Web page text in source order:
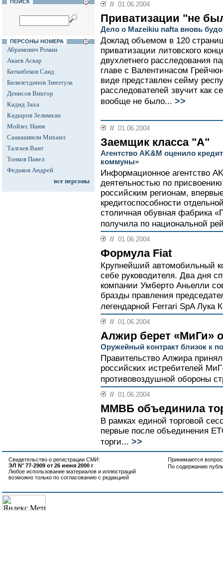
ПОИСК
ПЕРСОНЫ НОМЕРА
Абрамович Роман
Акаев Аскар
Баткибеков Саид
Билялетдинов Зинэтула
Денисов Виктор
Кадид Заха
Кадыров Зелимхан
Мойзес Наим
Саакашвили Михаил
Талгаев Ваит
Тонков Павел
Федьков Андрей
все персоны
// 01.06.2004
Приватизации "не
Дело о Mazeikiu naftа вновь
Доклад объемом в 120
приватизации литовского
двухлетнего расследования
главе с Валентинасом
виде представлен сейму
расследователей звучит как
вообще не было... >>
// 01.06.2004
Заемщик класса "А"
Агентство AK&M оценило
коммуны»
Информационное агентство
деятельностью по
российским регионам,
кредитоспособности
столичная обувная фабрика
получила по национальной
// 01.06.2004
Формула Fiat
Крупнейший автомобильный
себе руководителя. Два дня
компании Умберто Аньелли
бразды правления
легендарной Ferrari SpA Лука
// 01.06.2004
Алжир берет «МиГи»
Оружейный контракт близок к
Правительство Алжира
российских истребителей
противовоздушной обороны
// 01.06.2004
ММВБ объединила
В рамках единой торговой
первые после объединения
торги... >>
Свидетельство о регистрации СМИ:
ЭЛ N° 77-2909 от 26 июня 2000 г
Любое использование материалов и иллюстраций
возможно только по согласованию с редакцией
Принимаются
По содержанию